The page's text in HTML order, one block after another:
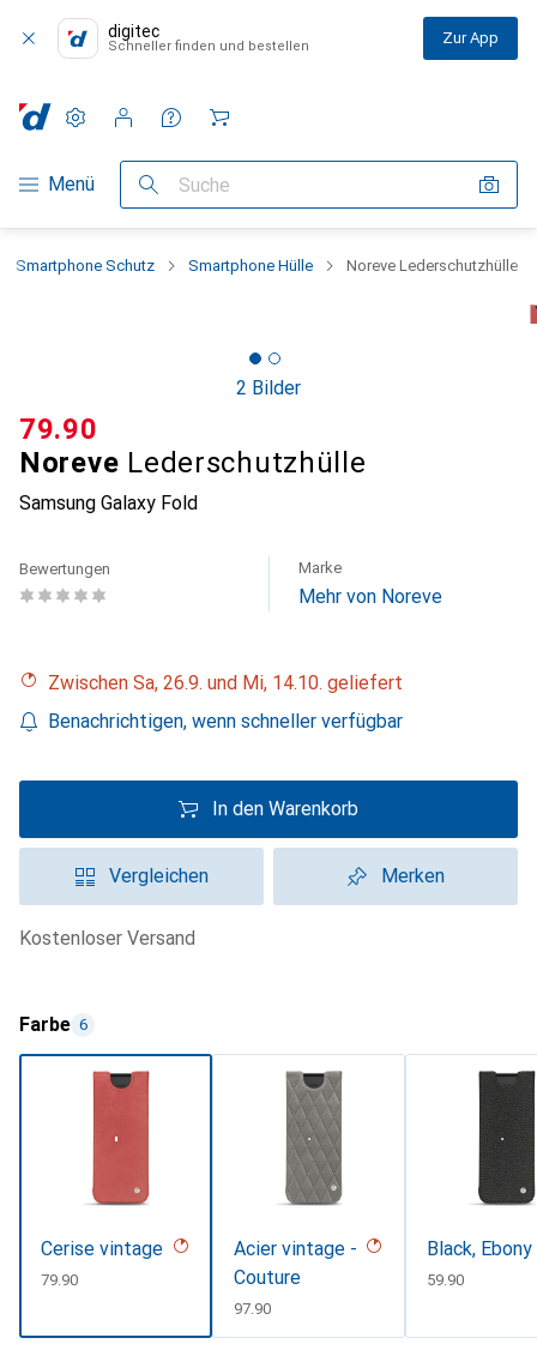
digitec
Schneller finden und bestellen Zur App
Navigation nach Kategorien
Menü Suche
Einstellungen
Kundenkonto
Vergleichslisten
Merklisten
Warenkorb
Smartphone Schutz Smartphone Hülle Noreve Lederschutzhülle
2 Bilder
Noreve Lederschutzhülle
Samsung Galaxy Fold
CHF
79.90
Bewertungen Marke
Mehr von Noreve
Zwischen Sa, 26.9. und Mi, 14.10. geliefert
Benachrichtigen, wenn schneller verfügbar
In den Warenkorb
Vergleichen Merken
kostenloser Versand
Farbe 6
Cerise vintage
CHF
79.90
Acier vintage -
Couture
CHF
97.90
Black, Ebony
CHF
59.90